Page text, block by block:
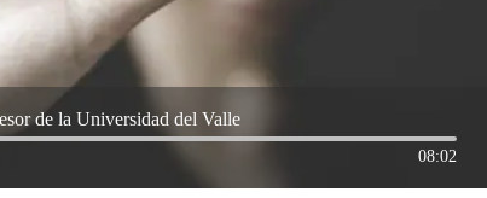
de la Universidad del Valle
08:02